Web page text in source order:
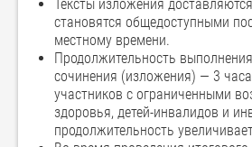
Тексты изложения
становятся общедоступными
местному времени.
Продолжительность
сочинения (изложения) — 3
участников с ограниченными
здоровья, детей-инвалидов и
продолжительность